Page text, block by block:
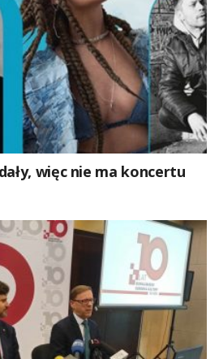
więc nie ma koncertu